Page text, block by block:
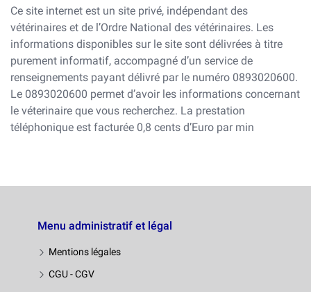
Ce site internet est un site privé, indépendant des
vétérinaires et de l’Ordre National des vétérinaires. Les
informations disponibles sur le site sont délivrées à titre
purement informatif, accompagné d’un service de
renseignements payant délivré par le numéro 0893020600.
Le 0893020600 permet d’avoir les informations concernant
le véterinaire que vous recherchez. La prestation
téléphonique est facturée 0,8 cents d’Euro par min
Menu administratif et légal
Mentions légales
CGU - CGV